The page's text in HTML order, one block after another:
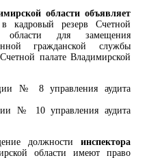
области объявляет
кадровый резерв Счетной
области для замещения
гражданской службы
палате Владимирской
№ 8 управления аудита
№ 10 управления аудита
должности инспектора
области имеют право